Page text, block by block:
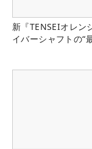
新『TENSEIオレン
イバーシャフトの“